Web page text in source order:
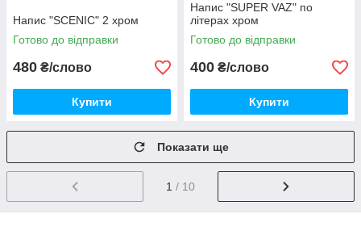
Напис "SCENIC" 2 хром
Готово до відправки
480 ₴/слово
Купити
Напис "SUPER VAZ" по
літерах хром
Готово до відправки
400 ₴/слово
Купити
Показати ще
1 / 10